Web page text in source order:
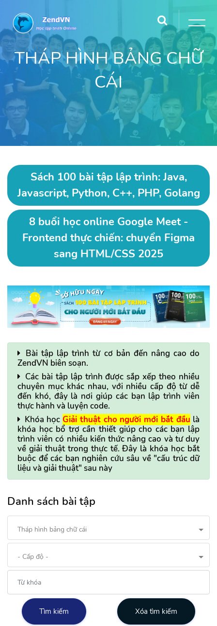
THÁP HÌNH BẢNG CHỮ
CÁI
Sách 100 bài tập lập trình: Java,
Javascript, Python, C++, PHP, Golang
8 buổi học online Google Meet -
Frontend thực chiến: chuyển Figma
sang HTML/CSS 2025
Bài tập lập trình từ cơ bản đến nâng cao do
ZendVN biên soạn.
Các bài tập lập trình được sắp xếp theo nhiều
chuyên mục khác nhau, với nhiều cấp độ từ dễ
đến khó, đây là nơi giúp các bạn lập trình viên
thực hành và luyện code.
Khóa học Giải thuật cho người mới bắt đầu là
khóa học bổ trợ cần thiết giúp cho các bạn lập
trình viên có nhiều kiến thức nâng cao và tư duy
về giải thuật trong thực tế. Đây là khóa học bắt
buộc để các bạn nghiên cứu sâu về "cấu trúc dữ
liệu và giải thuật" sau này
Danh sách bài tập
Tháp hình bảng chữ cái
- Cấp độ -
Tìm kiếm Xóa tìm kiếm